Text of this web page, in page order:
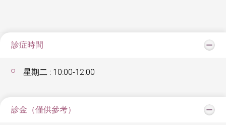
診症時間
星期二 : 10:00-12:00
診金（僅供參考）